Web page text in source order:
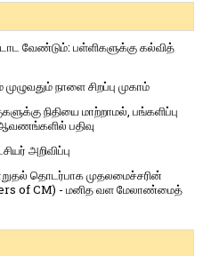
வேண்டும்: பள்ளிகளுக்கு கல்வித்
நாளை சிறப்பு முகாம்
நிதியை மாற்றாமல், பங்களிப்பு
பதிவு
அறிவிப்பு
தொடர்பாக முதலமைச்சரின்
of CM) - மனித வள மேலாண்மைத்